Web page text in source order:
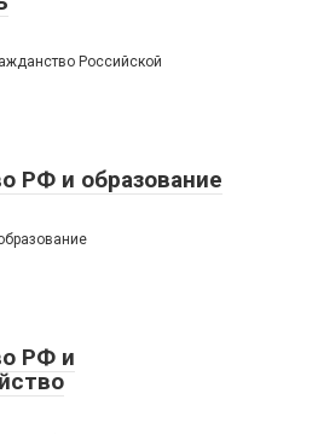
Российской
РФ и образование
РФ и